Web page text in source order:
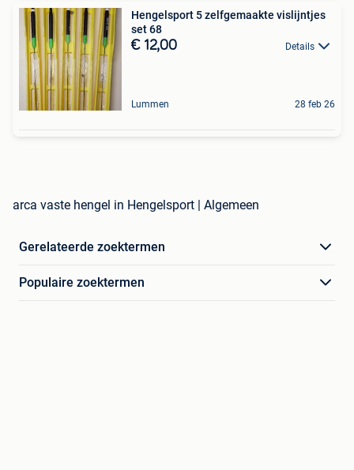
Hengelsport 5 zelfgemaakte vislijntjes
set 68
€ 12,00 Details
Lummen 28 feb 26
arca vaste hengel in Hengelsport | Algemeen
Gerelateerde zoektermen
Populaire zoektermen